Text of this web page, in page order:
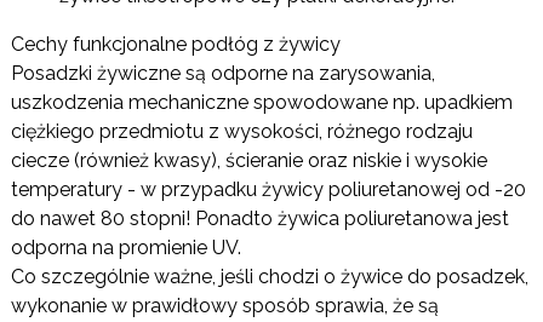
Cechy funkcjonalne podłóg z żywicy
Posadzki żywiczne są odporne na zarysowania,
uszkodzenia mechaniczne spowodowane np. upadkiem
ciężkiego przedmiotu z wysokości, różnego rodzaju
ciecze (również kwasy), ścieranie oraz niskie i wysokie
temperatury - w przypadku żywicy poliuretanowej od -20
do nawet 80 stopni! Ponadto żywica poliuretanowa jest
odporna na promienie UV.
Co szczególnie ważne, jeśli chodzi o żywice do posadzek,
wykonanie w prawidłowy sposób sprawia, że są